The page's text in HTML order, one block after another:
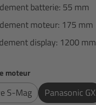
batterie: 55 mm
moteur: 175 mm
display: 1200 mm
moteur
S-Mag Panasonic GX